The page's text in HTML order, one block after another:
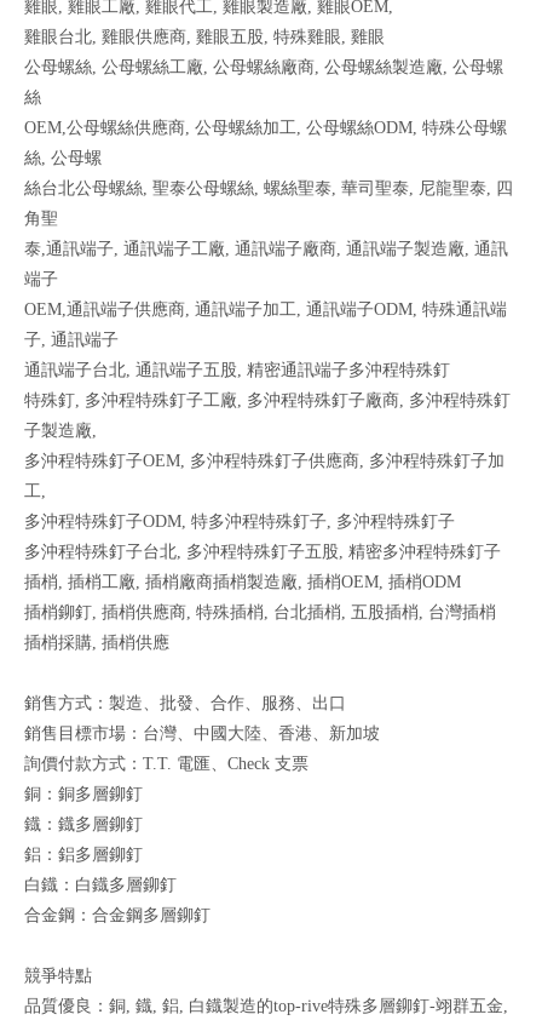
雞眼, 雞眼工廠, 雞眼代工, 雞眼製造廠, 雞眼OEM,
雞眼台北, 雞眼供應商, 雞眼五股, 特殊雞眼, 雞眼
公母螺絲, 公母螺絲工廠, 公母螺絲廠商, 公母螺絲製造廠, 公母螺
絲
OEM,公母螺絲供應商, 公母螺絲加工, 公母螺絲ODM, 特殊公母螺
絲, 公母螺
絲台北公母螺絲, 聖泰公母螺絲, 螺絲聖泰, 華司聖泰, 尼龍聖泰, 四
角聖
泰,通訊端子, 通訊端子工廠, 通訊端子廠商, 通訊端子製造廠, 通訊
端子
OEM,通訊端子供應商, 通訊端子加工, 通訊端子ODM, 特殊通訊端
子, 通訊端子
通訊端子台北, 通訊端子五股, 精密通訊端子多沖程特殊釘
特殊釘, 多沖程特殊釘子工廠, 多沖程特殊釘子廠商, 多沖程特殊釘
子製造廠,
多沖程特殊釘子OEM, 多沖程特殊釘子供應商, 多沖程特殊釘子加
工,
多沖程特殊釘子ODM, 特多沖程特殊釘子, 多沖程特殊釘子
多沖程特殊釘子台北, 多沖程特殊釘子五股, 精密多沖程特殊釘子
插梢, 插梢工廠, 插梢廠商插梢製造廠, 插梢OEM, 插梢ODM
插梢鉚釘, 插梢供應商, 特殊插梢, 台北插梢, 五股插梢, 台灣插梢
插梢採購, 插梢供應
銷售方式：製造、批發、合作、服務、出口
銷售目標市場：台灣、中國大陸、香港、新加坡
詢價付款方式：T.T. 電匯、Check 支票
銅：銅多層鉚釘
鐡：鐡多層鉚釘
鋁：鋁多層鉚釘
白鐡：白鐡多層鉚釘
合金鋼：合金鋼多層鉚釘
競爭特點
品質優良：銅, 鐡, 鋁, 白鐡製造的top-rive特殊多層鉚釘-翊群五金,